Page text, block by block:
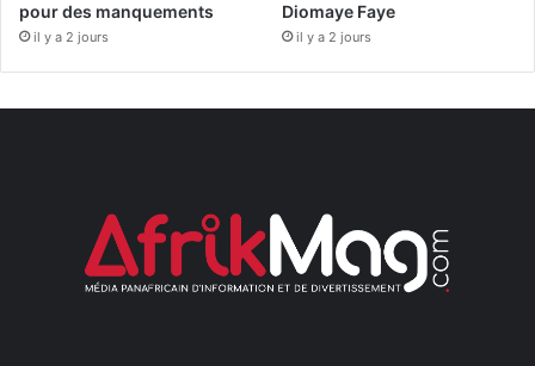
pour des manquements
il y a 2 jours
Diomaye Faye
il y a 2 jours